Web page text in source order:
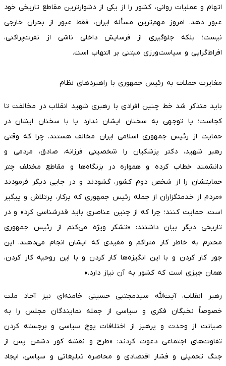
اتهام و عملیات روانی، کشور را از یکی از دشوارترین مقاطع تاریخی خود
عبور دهد. امروز مهم‌ترین مسأله ایران، فقط عبور از بحران خارجی
نیست؛ بلکه جلوگیری از فرسایش داخلی ناشی از نفرت‌پراکنی،
افراط‌گرایی و سیاست‌ورزی مبتنی بر التهاب است.
مغایرت حملات به رئیس جمهوری با راهبردهای نظام
باید متذکر شد خط چنین افرادی با رهبری شهید انقلاب در مخالفت تا
کجاست؛ یا توجهی به سخنان ایشان ندارد یا با سخنان ایشان در
حمایت از رئیس جمهوری اسلامی ایران مخالف هستند. چرا که وقتی
رهبر شهید، دکتر پزشکیان را شخصیتی فرزانه، صادق، مردمی و
دانشمند خطاب کرده و همواره در بزنگاه‌ها و مقاطع مختلف چتر
حمایتشان را از شخص دوم کشور، گشودند و در جایی دیگر فرمودند
«مردم از خدمتگزاران از جمله رئیس جمهوری که پرکار، پرتلاش و پیگیر
است، حمایت کنند؛ چرا که از چنین عناصری باید قدرشناسی کرد» و در
تاریخی دیگر بیان داشتند: «تشکر ویژه می‌کنم از رئیس جمهوری
محترم به خاطر کار متراکم و مفیدی که ایشان انجام می‌دهند. این
جور کار کردن و با این انگیزه‌ها کار کردن و با این روحیه کار کردن،
همان چیزی است که کشور به آن نیاز دارد.»
رهبر انقلاب، آیت‌الله سیدمجتبی حسینی خامنه‌ای نیز آحاد ملت
خصوصاً نخبگان فکری و سیاسی از جمله نمایندگان مجلس را به
صیانت از وحدت و پرهیز از اختلافات پوچ سیاسی و برجسته کردن
تفاوت‌های اجتماعی دعوت کردند: «طرح و نقشه کور دشمن پس از
جنگ تحمیلی و فشار اقتصادی و محاصره تبلیغاتی و سیاسی، ایجاد